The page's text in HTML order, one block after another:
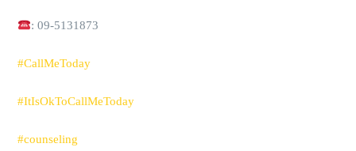
: 09-5131873
#CallMeToday
#ItIsOkToCallMeToday
#counseling